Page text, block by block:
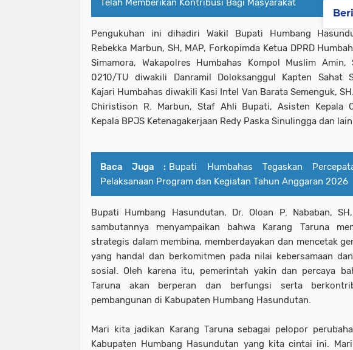
Telah Memberikan Kontribusi Bagi Masyarakat
Pengukuhan ini dihadiri Wakil Bupati Humbang
Rebekka Marbun, SH, MAP, Forkopimda Ketua DPRD
Simamora, Wakapolres Humbahas Kompol Muslim Amin,
0210/TU diwakili Danramil Doloksanggul Kapten Sahat
Kajari Humbahas diwakili Kasi Intel Van Barata Semenguk,
Chiristison R. Marbun, Staf Ahli Bupati, Asisten Kepala
Kepala BPJS Ketenagakerjaan Redy Paska Sinulingga dan
Baca Juga : Bupati Humbahas Tegaskan
Pelaksanaan Program dan Kegiatan Tahun Anggaran 2026
Bupati Humbang Hasundutan, Dr. Oloan P. Nababan,
sambutannya menyampaikan bahwa Karang Taruna
strategis dalam membina, memberdayakan dan mencetak
yang handal dan berkomitmen pada nilai kebersamaan
sosial. Oleh karena itu, pemerintah yakin dan percaya
Taruna akan berperan dan berfungsi serta
pembangunan di Kabupaten Humbang Hasundutan.
Mari kita jadikan Karang Taruna sebagai pelopor
Kabupaten Humbang Hasundutan yang kita cintai ini.